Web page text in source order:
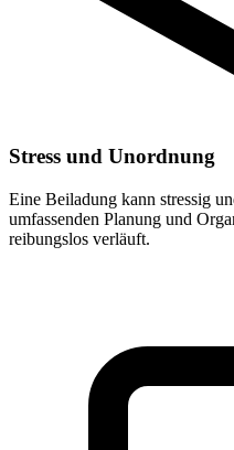
Stress und Unordnung
Eine Beiladung kann stressig
umfassenden Planung und
reibungslos verläuft.